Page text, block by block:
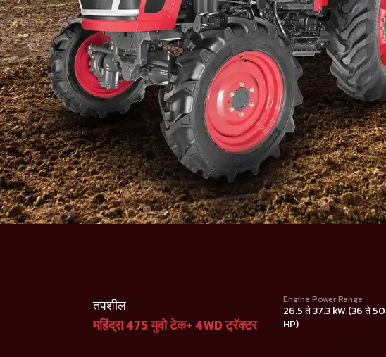
तपशील
महिंद्रा 475 युवो टेक+ 4WD ट्रॅक्टर
Engine Power Range
26.5 ते 37.3 kW (36 ते 50
HP)